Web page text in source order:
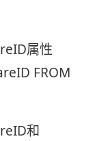
属性
FROM
和